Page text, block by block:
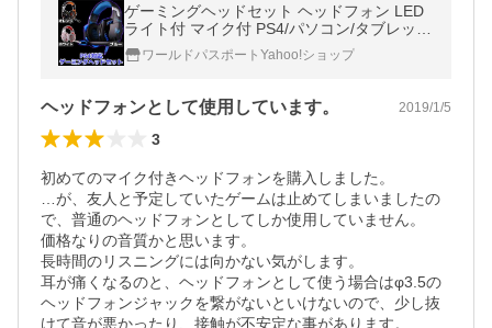
ゲーミングヘッドセット ヘッドフォン LED
ライト付 マイク付 PS4/パソコン/タブレッ
ト/スマホ対応
ワールドパスポートYahoo!ショップ
ヘッドフォンとして使用しています。 2019/1/5
3
初めてのマイク付きヘッドフォンを購入しました。
…が、友人と予定していたゲームは止めてしまいましたの
で、普通のヘッドフォンとしてしか使用していません。
価格なりの音質かと思います。
長時間のリスニングには向かない気がします。
耳が痛くなるのと、ヘッドフォンとして使う場合はφ3.5の
ヘッドフォンジャックを繋がないといけないので、少し抜
けて音が悪かったり、接触が不安定な事があります。